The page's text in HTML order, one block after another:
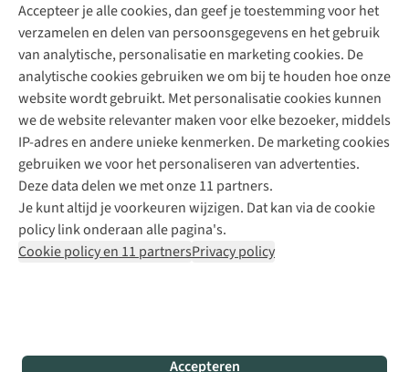
Accepteer je alle cookies, dan geef je toestemming voor het
verzamelen en delen van persoonsgegevens en het gebruik
van analytische, personalisatie en marketing cookies. De
analytische cookies gebruiken we om bij te houden hoe onze
website wordt gebruikt. Met personalisatie cookies kunnen
we de website relevanter maken voor elke bezoeker, middels
IP-adres en andere unieke kenmerken. De marketing cookies
gebruiken we voor het personaliseren van advertenties.
Deze data delen we met onze 11 partners.
Je kunt altijd je voorkeuren wijzigen. Dat kan via de cookie
policy link onderaan alle pagina's.
Cookie policy en 11 partnersPrivacy policy
Accepteren
+31 (0)85 888 50 88
+31 6 12 28 49 80
Contactformulier